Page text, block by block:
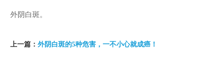
外阴白斑。
上一篇： 外阴白斑的5种危害，一不小心就成癌！